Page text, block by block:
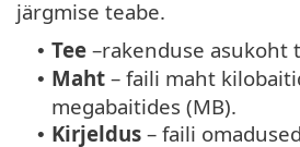
järgmise teabe.
• Tee –rakenduse asukoht
• Maht – faili maht
megabaitides (MB).
• Kirjeldus – faili omadused